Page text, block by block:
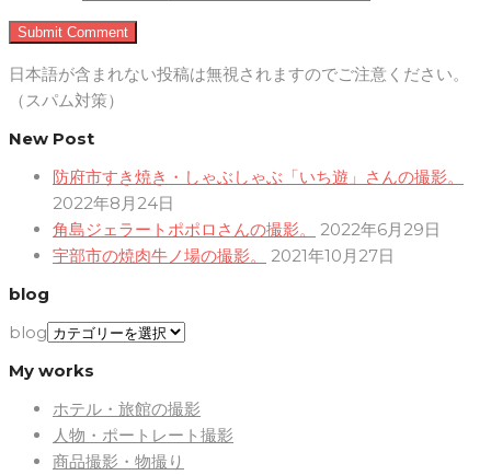
日本語が含まれない投稿は無視されますのでご注意ください。
（スパム対策）
New Post
防府市すき焼き・しゃぶしゃぶ「いち遊」さんの撮影。
2022年8月24日
角島ジェラートポポロさんの撮影。
2022年6月29日
宇部市の焼肉牛ノ場の撮影。
2021年10月27日
blog
blog
My works
ホテル・旅館の撮影
人物・ポートレート撮影
商品撮影・物撮り